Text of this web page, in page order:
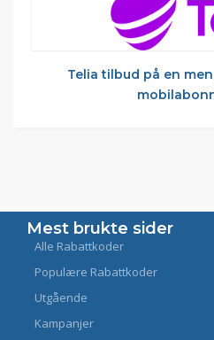
Telia tilbud på en
Mest brukte sider
Alle Rabattkoder
Populære Rabattkoder
Utgående
Kampanjer